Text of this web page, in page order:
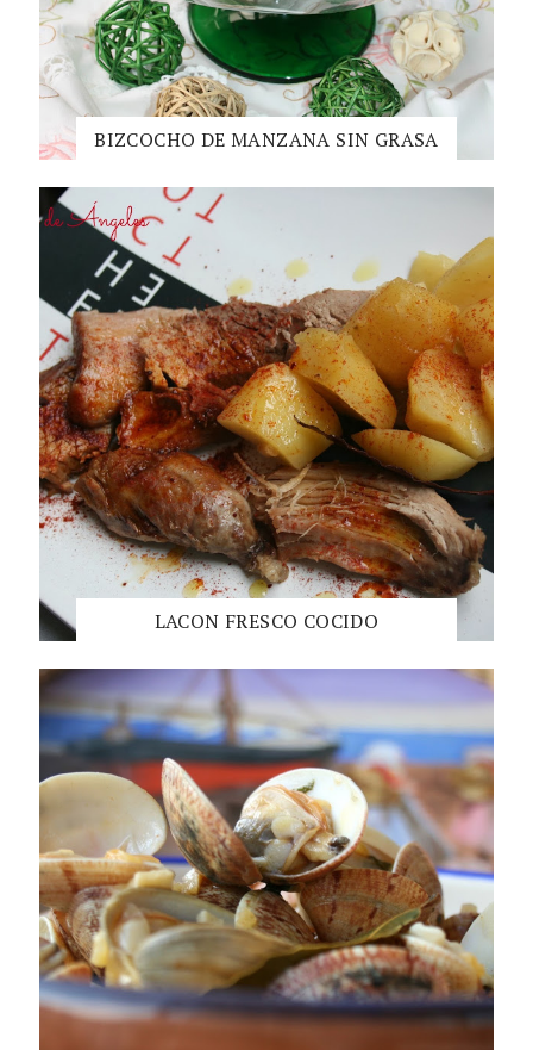
BIZCOCHO DE MANZANA SIN GRASA
LACON FRESCO COCIDO